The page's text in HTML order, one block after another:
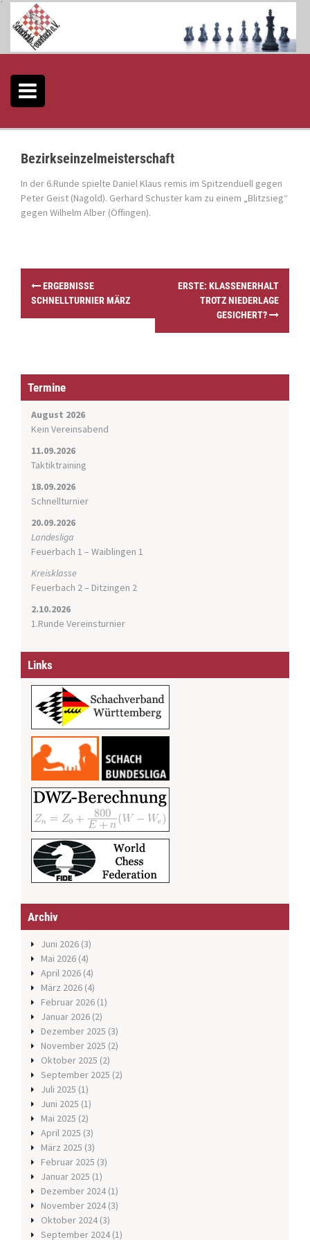
S
Bezirkseinzelmeisterschaft
In der 6.Runde spielte Daniel Klaus remis im Spitzenduell gegen
Peter Geist (Nagold). Gerhard Schuster kam zu einem „Blitzsieg“
gegen Wilhelm Alber (Öffingen).
t
g
ERGEBNISSE
SCHNELLTURNIER MÄRZ
ERSTE: KLASSENERHALT
TROTZ NIEDERLAGE
GESICHERT?
Termine
August 2026
Kein Vereinsabend
11.09.2026
Taktiktraining
18.09.2026
Schnellturnier
20.09.2026
Landesliga
Feuerbach 1 – Waiblingen 1
Kreisklasse
Feuerbach 2 – Ditzingen 2
2.10.2026
1.Runde Vereinsturnier
Links
Archiv
Juni 2026 (3)
Mai 2026 (4)
April 2026 (4)
März 2026 (4)
Februar 2026 (1)
Januar 2026 (2)
Dezember 2025 (3)
November 2025 (2)
Oktober 2025 (2)
September 2025 (2)
Juli 2025 (1)
Juni 2025 (1)
Mai 2025 (2)
April 2025 (3)
März 2025 (3)
Februar 2025 (3)
Januar 2025 (1)
Dezember 2024 (1)
November 2024 (3)
Oktober 2024 (3)
September 2024 (1)